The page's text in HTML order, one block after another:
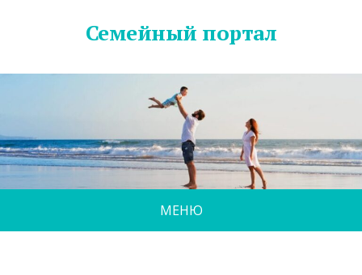
Семейный портал
МЕНЮ